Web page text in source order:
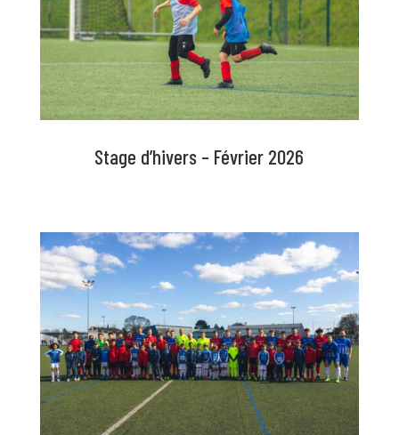
Stage d’hivers – Février 2026